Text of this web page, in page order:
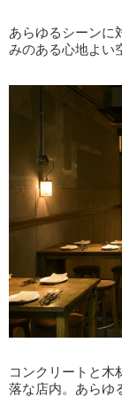
あらゆるシーンに
みのある心地よい
コンクリートと木
落な店内。あらゆ